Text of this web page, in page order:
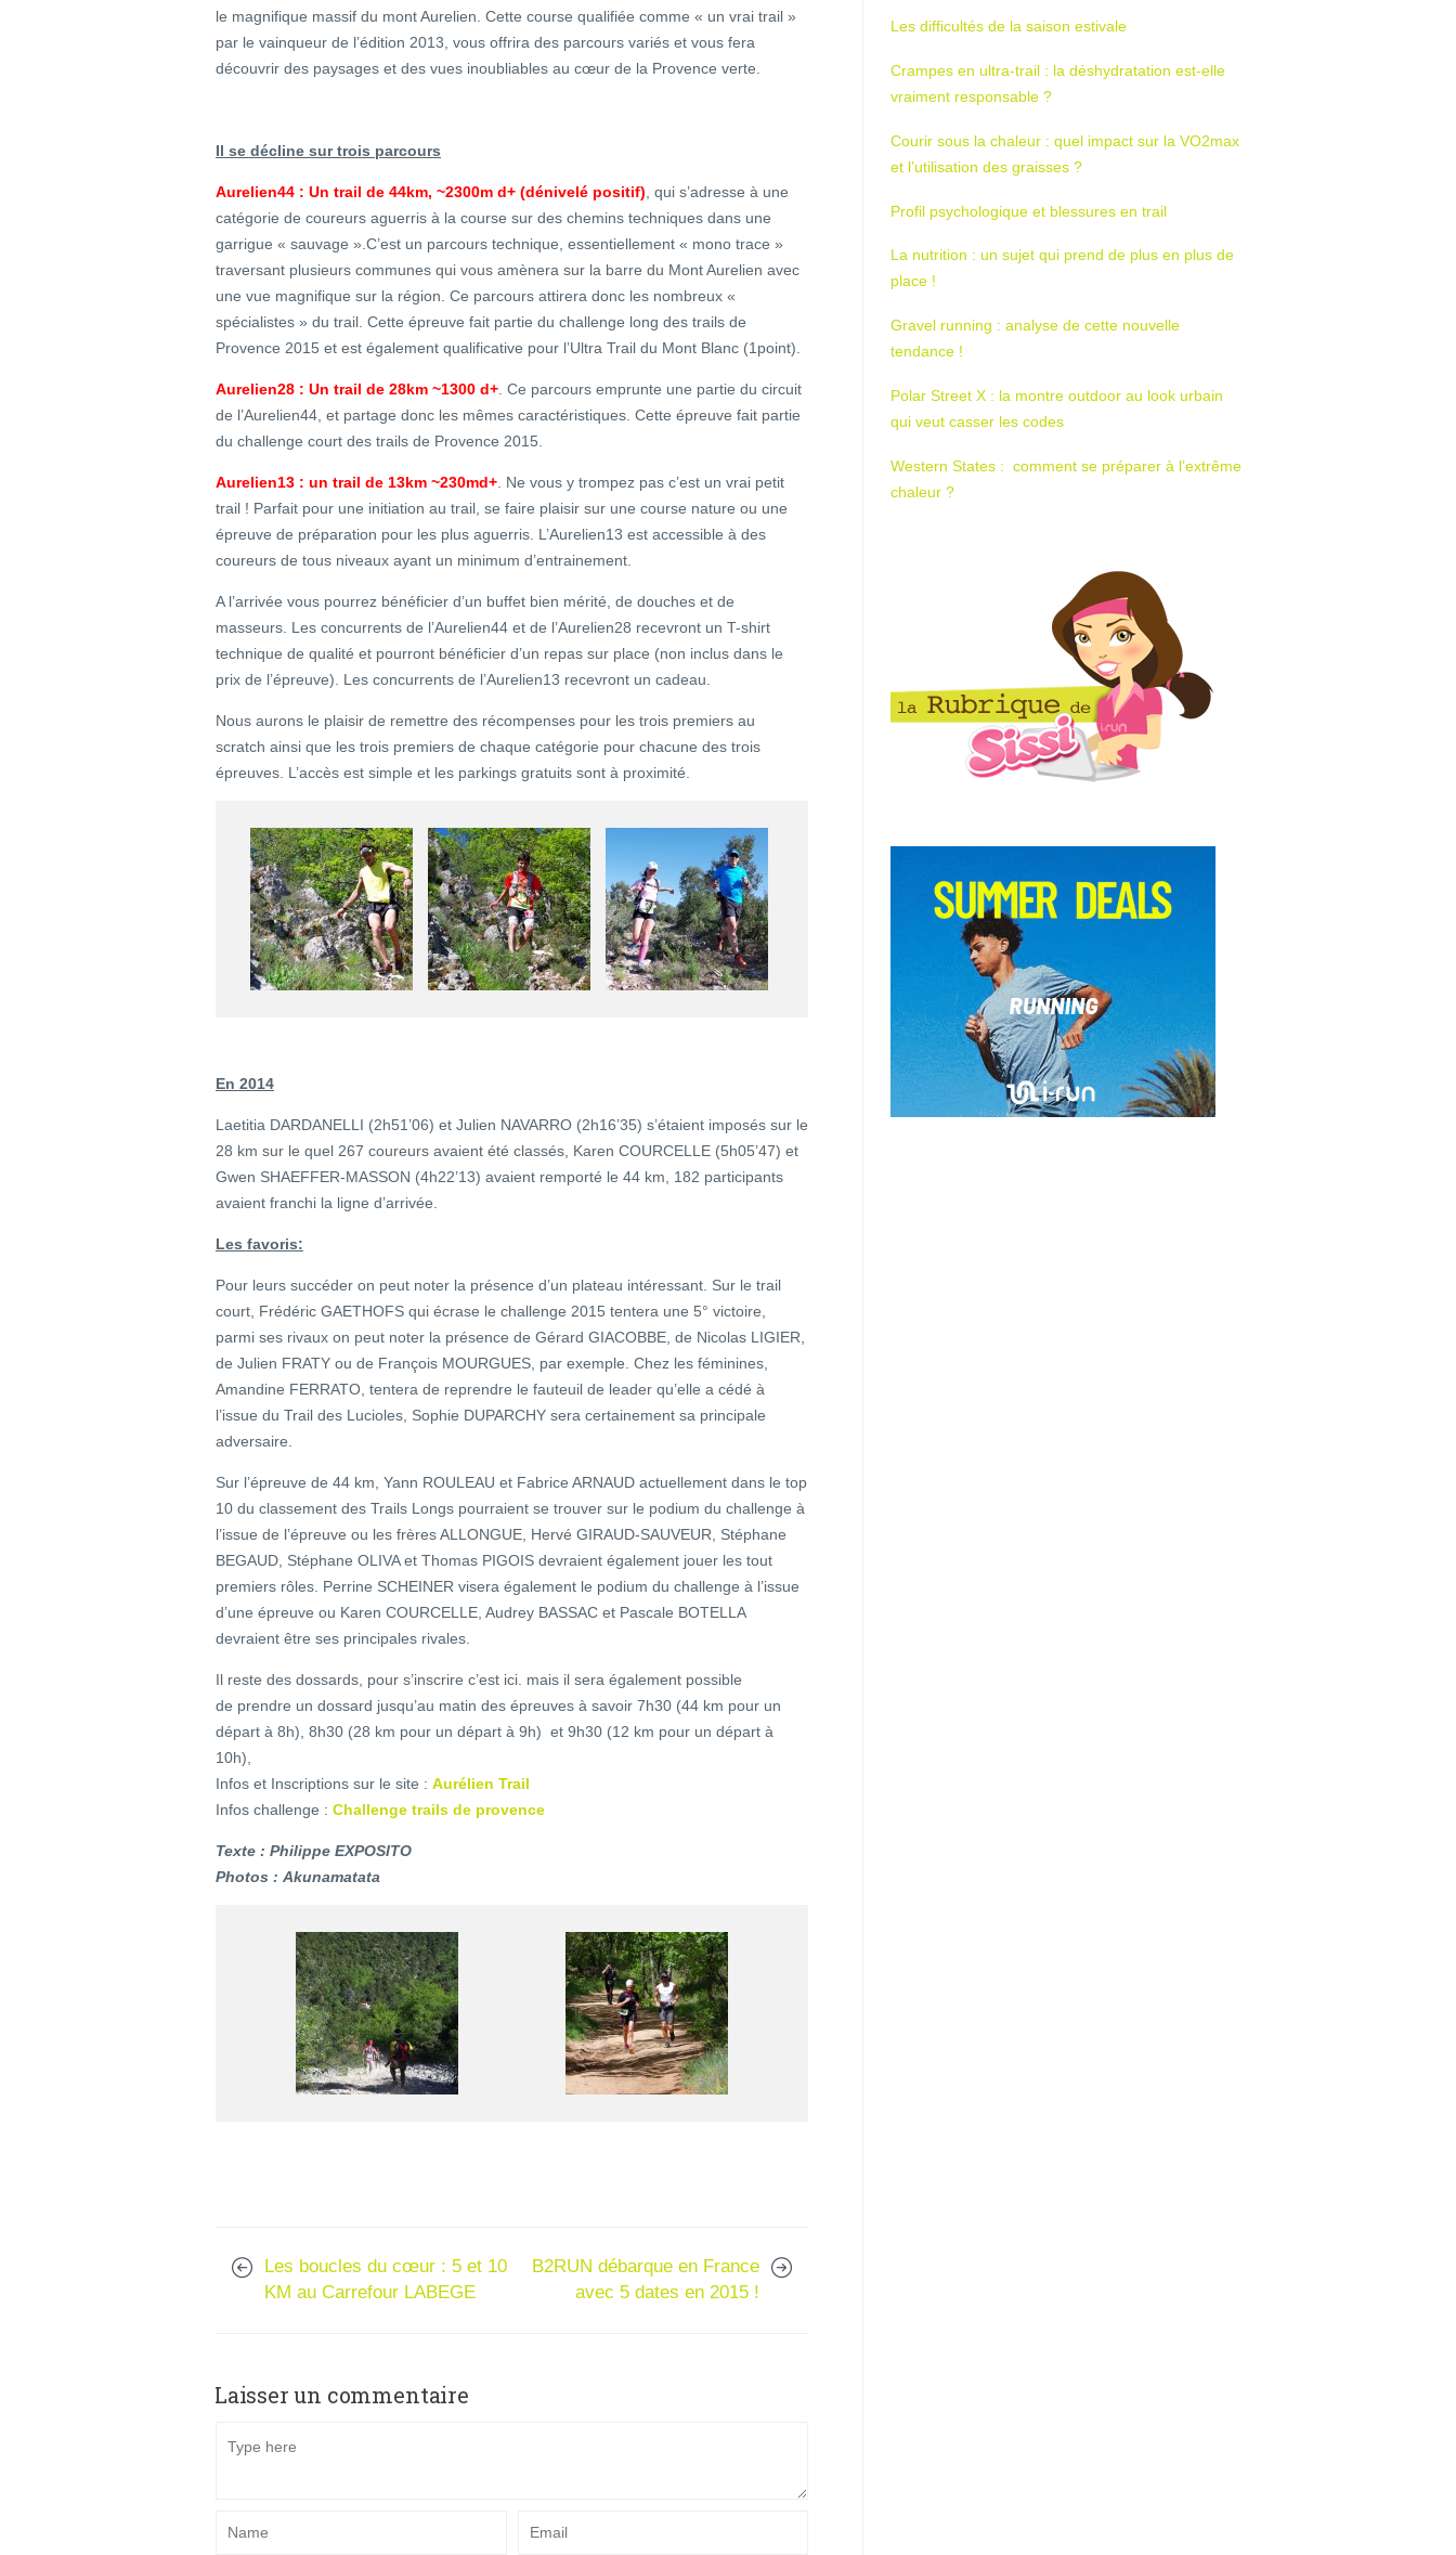
le magnifique massif du mont Aurelien. Cette course qualifiée comme « un vrai trail »
par le vainqueur de l’édition 2013, vous offrira des parcours variés et vous fera
découvrir des paysages et des vues inoubliables au cœur de la Provence verte.
Il se décline sur trois parcours
Aurelien44 : Un trail de 44km, ~2300m d+ (dénivelé positif) , qui s’adresse à une
catégorie de coureurs aguerris à la course sur des chemins techniques dans une
garrigue « sauvage ».C’est un parcours technique, essentiellement « mono trace »
traversant plusieurs communes qui vous amènera sur la barre du Mont Aurelien avec
une vue magnifique sur la région. Ce parcours attirera donc les nombreux «
spécialistes » du trail. Cette épreuve fait partie du challenge long des trails de
Provence 2015 et est également qualificative pour l’Ultra Trail du Mont Blanc (1point).
Aurelien28 : Un trail de 28km ~1300 d+ . Ce parcours emprunte une partie du circuit
de l’Aurelien44, et partage donc les mêmes caractéristiques. Cette épreuve fait partie
du challenge court des trails de Provence 2015.
Aurelien13 : un trail de 13km ~230md+ . Ne vous y trompez pas c’est un vrai petit
trail ! Parfait pour une initiation au trail, se faire plaisir sur une course nature ou une
épreuve de préparation pour les plus aguerris. L’Aurelien13 est accessible à des
coureurs de tous niveaux ayant un minimum d’entrainement.
A l’arrivée vous pourrez bénéficier d’un buffet bien mérité, de douches et de
masseurs. Les concurrents de l’Aurelien44 et de l’Aurelien28 recevront un T-shirt
technique de qualité et pourront bénéficier d’un repas sur place (non inclus dans le
prix de l’épreuve). Les concurrents de l’Aurelien13 recevront un cadeau.
Nous aurons le plaisir de remettre des récompenses pour les trois premiers au
scratch ainsi que les trois premiers de chaque catégorie pour chacune des trois
épreuves. L’accès est simple et les parkings gratuits sont à proximité.
En 2014
Laetitia DARDANELLI (2h51’06) et Julien NAVARRO (2h16’35) s’étaient imposés sur le
28 km sur le quel 267 coureurs avaient été classés, Karen COURCELLE (5h05’47) et
Gwen SHAEFFER-MASSON (4h22’13) avaient remporté le 44 km, 182 participants
avaient franchi la ligne d’arrivée.
Les favoris:
Pour leurs succéder on peut noter la présence d’un plateau intéressant. Sur le trail
court, Frédéric GAETHOFS qui écrase le challenge 2015 tentera une 5° victoire,
parmi ses rivaux on peut noter la présence de Gérard GIACOBBE, de Nicolas LIGIER,
de Julien FRATY ou de François MOURGUES, par exemple. Chez les féminines,
Amandine FERRATO, tentera de reprendre le fauteuil de leader qu’elle a cédé à
l’issue du Trail des Lucioles, Sophie DUPARCHY sera certainement sa principale
adversaire.
Sur l’épreuve de 44 km, Yann ROULEAU et Fabrice ARNAUD actuellement dans le top
10 du classement des Trails Longs pourraient se trouver sur le podium du challenge à
l’issue de l’épreuve ou les frères ALLONGUE, Hervé GIRAUD-SAUVEUR, Stéphane
BEGAUD, Stéphane OLIVA et Thomas PIGOIS devraient également jouer les tout
premiers rôles. Perrine SCHEINER visera également le podium du challenge à l’issue
d’une épreuve ou Karen COURCELLE, Audrey BASSAC et Pascale BOTELLA
devraient être ses principales rivales.
Il reste des dossards, pour s’inscrire c’est ici. mais il sera également possible
de prendre un dossard jusqu’au matin des épreuves à savoir 7h30 (44 km pour un
départ à 8h), 8h30 (28 km pour un départ à 9h) et 9h30 (12 km pour un départ à
10h),
Infos et Inscriptions sur le site : Aurélien Trail
Infos challenge : Challenge trails de provence
Texte : Philippe EXPOSITO
Photos : Akunamatata
Les boucles du cœur : 5 et 10
KM au Carrefour LABEGE
B2RUN débarque en France
avec 5 dates en 2015 !
Laisser un commentaire
Les difficultés de la saison estivale
Crampes en ultra-trail : la déshydratation est-elle
vraiment responsable ?
Courir sous la chaleur : quel impact sur la VO2max
et l’utilisation des graisses ?
Profil psychologique et blessures en trail
La nutrition : un sujet qui prend de plus en plus de
place !
Gravel running : analyse de cette nouvelle
tendance !
Polar Street X : la montre outdoor au look urbain
qui veut casser les codes
Western States : comment se préparer à l’extrême
chaleur ?